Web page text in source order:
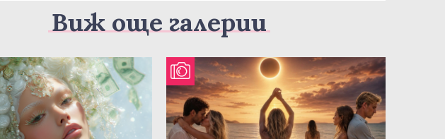
Виж още галерии